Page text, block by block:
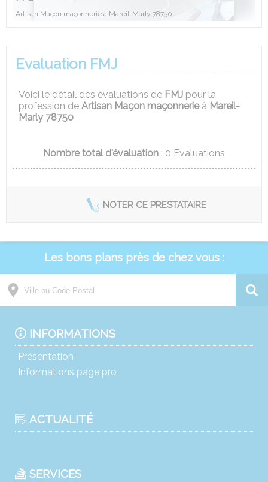
Artisan Maçon maçonnerie à Mareil-Marly 78750
Evaluation FMJ
Voici le détail des évaluations de FMJ pour la
profession de Artisan Maçon maçonnerieà Mareil-
Marly 78750
Nombre total d'évaluation : 0 Evaluations
NOTER CE PRESTATAIRE
Les bons plans près de chez vous :
INFORMATIONS
Présentation
Informations page pro
ACTUALITÉ
SERVICES